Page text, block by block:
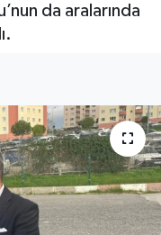
da aralarında